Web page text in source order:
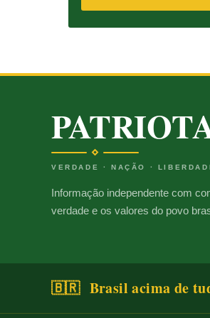
VERDADE · NAÇÃO ·
Informação independente com
verdade e os valores do povo
🇧🇷 Brasil acima de